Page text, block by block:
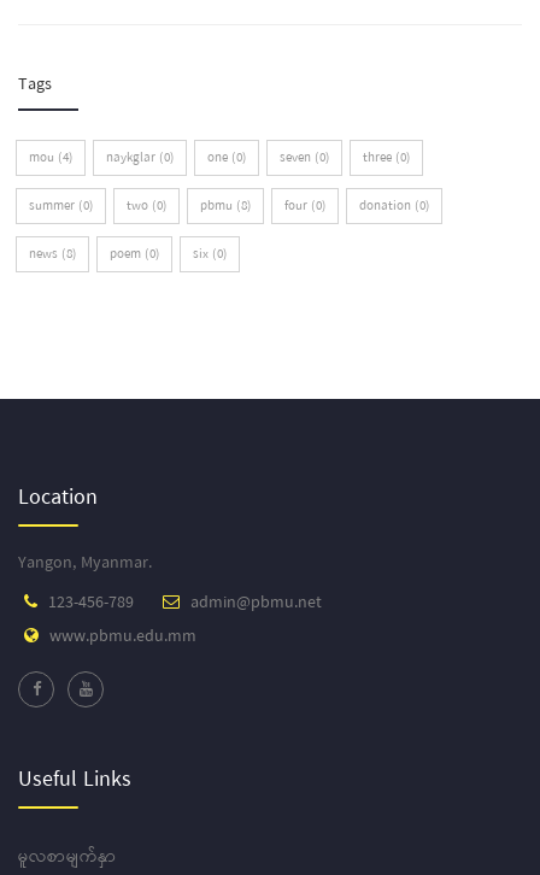
Tags
mou (4) naykglar (0) one (0) seven (0) three (0)
summer (0) two (0) pbmu (8) four (0) donation (0)
news (8) poem (0) six (0)
Location
Yangon, Myanmar.
123-456-789
admin@pbmu.net
www.pbmu.edu.mm
Useful Links
မူလစာမျက်နှာ